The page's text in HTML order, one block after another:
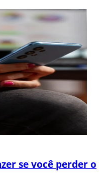
se você perder o